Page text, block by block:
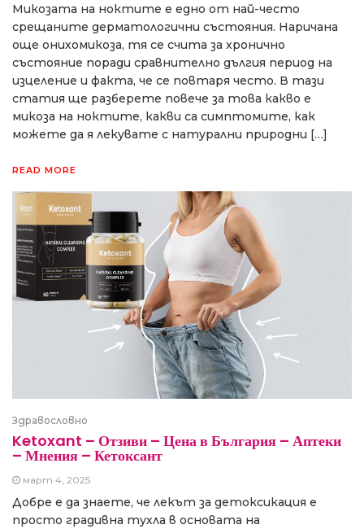
Микозата на ноктите е едно от най-често
срещаните дерматологични състояния. Наричана
още онихомикоза, тя се счита за хронично
състояние поради сравнително дългия период на
изцеление и факта, че се повтаря често. В тази
статия ще разберете повече за това какво е
микоза на ноктите, какви са симптомите, как
можете да я лекувате с натурални природни […]
READ MORE
Здравословно
Ketoxant – Отзиви – Цена в България – Аптеки
– Мнения – Кетоксант
март 4, 2025
Добре е да знаете, че лекът за детоксикация е
просто градивна тухла в основата на